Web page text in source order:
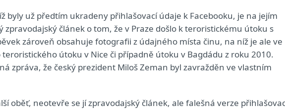
byly už předtím ukradeny přihlašovací údaje k Facebooku, je na jejím
zpravodajský článek o tom, že v Praze došlo k teroristickému útoku s
zároveň obsahuje fotografii z údajného místa činu, na níž je ale ve
útoku v Nice či případně útoku v Bagdádu z roku 2010.
zpráva, že český prezident Miloš Zeman byl zavražděn ve vlastním
oběť, neotevře se jí zpravodajský článek, ale falešná verze